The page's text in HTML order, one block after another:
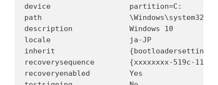
device                  partition=C:
path
description             Windows 10
locale                  ja-JP
inherit                 {bootloadersettings}
recoverysequence        {xxxxxxxx-519c-11e5-
recoveryenabled         Yes